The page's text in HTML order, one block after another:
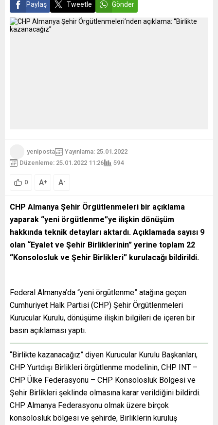
Paylaş Tweetle Gönder
yeniposta
Yayınlama: 25.01.2022
Düzenleme: 25.01.2022 11:26
594
0 A+ A-
CHP Almanya Şehir Örgütlenmeleri bir açıklama
yaparak “yeni örgütlenme”ye ilişkin dönüşüm
hakkında teknik detayları aktardı. Açıklamada sayısı 9
olan “Eyalet ve Şehir Birliklerinin” yerine toplam 22
“Konsolosluk ve Şehir Birlikleri” kurulacağı bildirildi.
Federal Almanya’da “yeni örgütlenme” atağına geçen
Cumhuriyet Halk Partisi (CHP) Şehir Örgütlenmeleri
Kurucular Kurulu, dönüşüme ilişkin bilgileri de içeren bir
basın açıklaması yaptı.
“Birlikte kazanacağız” diyen Kurucular Kurulu Başkanları,
CHP Yurtdışı Birlikleri örgütlenme modelinin, CHP INT –
CHP Ülke Federasyonu – CHP Konsolosluk Bölgesi ve
Şehir Birlikleri şeklinde olmasına karar verildiğini bildirdi.
CHP Almanya Federasyonu olmak üzere birçok
konsolosluk bölgesi ve şehirde, Birliklerin kuruluş